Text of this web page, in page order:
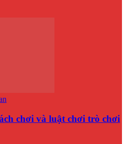
chơi và luật chơi trò chơi